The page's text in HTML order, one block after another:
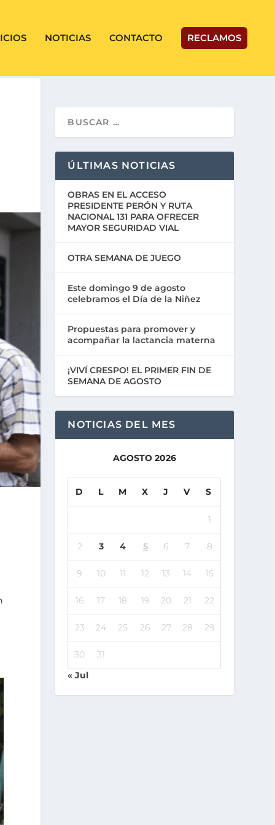
NOTICIAS CONTACTO RECLAMOS
ÚLTIMAS NOTICIAS
OBRAS EN EL ACCESO
PRESIDENTE PERÓN Y RUTA
NACIONAL 131 PARA OFRECER
MAYOR SEGURIDAD VIAL
OTRA SEMANA DE JUEGO
Este domingo 9 de agosto
celebramos el Día de la Niñez
Propuestas para promover y
acompañar la lactancia materna
¡VIVÍ CRESPO! EL PRIMER FIN DE
SEMANA DE AGOSTO
NOTICIAS DEL MES
AGOSTO 2026
D L M X J V S
1
2 3 4 5 6 7 8
9 10 11 12 13 14 15
16 17 18 19 20 21 22
23 24 25 26 27 28 29
30
31
« Jul